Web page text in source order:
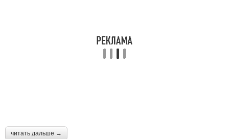
читать дальше →